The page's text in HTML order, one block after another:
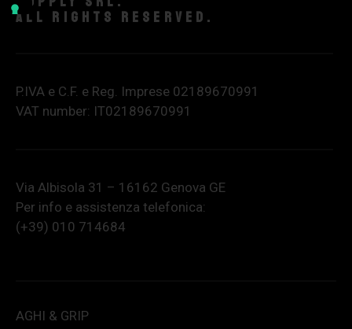
All rights reserved.
P.IVA e C.F. e Reg. Imprese 02189670991
VAT number: IT02189670991
Via Albisola 31 – 16162 Genova GE
Per info e assistenza telefonica:
(+39) 010 714684
AGHI & GRIP